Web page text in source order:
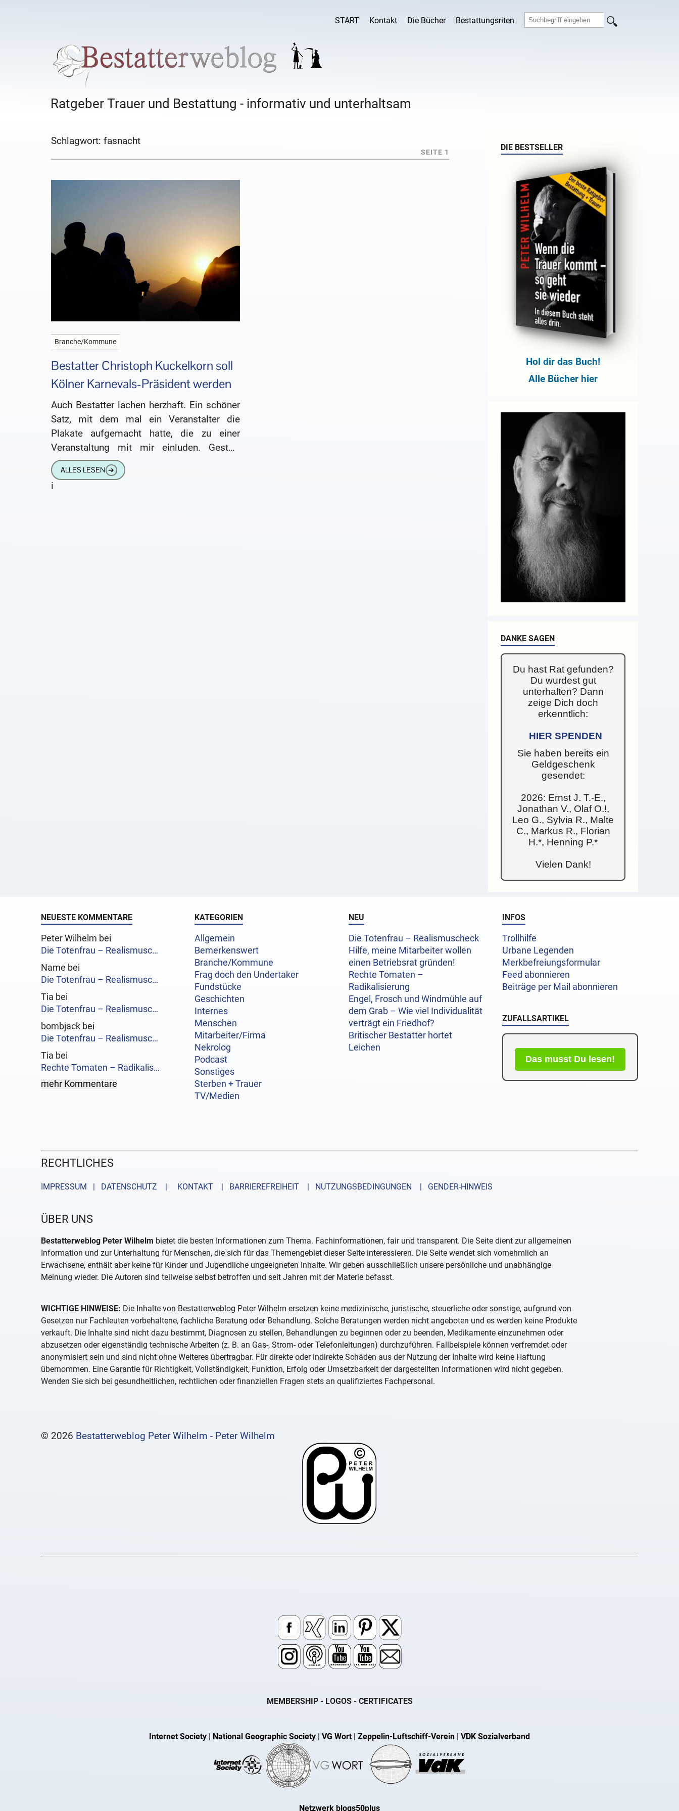
START Kontakt Die Bücher Bestattungsriten
Ratgeber Trauer und Bestattung - informativ und unterhaltsam
Schlagwort: fasnacht
SEITE 1
Branche/Kommune
Bestatter Christoph Kuckelkorn soll
Kölner Karnevals-Präsident werden
Auch Bestatter lachen herzhaft. Ein schöner
Satz, mit dem mal ein Veranstalter die
Plakate aufgemacht hatte, die zu einer
Veranstaltung mit mir einluden. Gestört
hatte mich daran das Wort „auch“.
ALLES LESEN ➔
i
DIE BESTSELLER
Hol dir das Buch!
Alle Bücher hier
DANKE SAGEN
Du hast Rat gefunden?
Du wurdest gut
unterhalten? Dann
zeige Dich doch
erkenntlich:
HIER SPENDEN
Sie haben bereits ein
Geldgeschenk
gesendet:
2026: Ernst J. T.-E.,
Jonathan V., Olaf O.!,
Leo G., Sylvia R., Malte
C., Markus R., Florian
H.*, Henning P.*
Vielen Dank!
NEUESTE KOMMENTARE
Peter Wilhelm bei
Die Totenfrau – Realismusc…
Name bei
Die Totenfrau – Realismusc…
Tia bei
Die Totenfrau – Realismusc…
bombjack bei
Die Totenfrau – Realismusc…
Tia bei
Rechte Tomaten – Radikalis…
mehr Kommentare
KATEGORIEN
Allgemein
Bemerkenswert
Branche/Kommune
Frag doch den Undertaker
Fundstücke
Geschichten
Internes
Menschen
Mitarbeiter/Firma
Nekrolog
Podcast
Sonstiges
Sterben + Trauer
TV/Medien
NEU
Die Totenfrau – Realismuscheck
Hilfe, meine Mitarbeiter wollen
einen Betriebsrat gründen!
Rechte Tomaten –
Radikalisierung
Engel, Frosch und Windmühle auf
dem Grab – Wie viel Individualität
verträgt ein Friedhof?
Britischer Bestatter hortet
Leichen
INFOS
Trollhilfe
Urbane Legenden
Merkbefreiungsformular
Feed abonnieren
Beiträge per Mail abonnieren
ZUFALLSARTIKEL
Das musst Du lesen!
RECHTLICHES
IMPRESSUM | DATENSCHUTZ | KONTAKT | BARRIEREFREIHEIT | NUTZUNGSBEDINGUNGEN | GENDER-HINWEIS
ÜBER UNS
Bestatterweblog Peter Wilhelm bietet die besten Informationen zum Thema. Fachinformationen, fair und transparent. Die Seite dient zur allgemeinen
Information und zur Unterhaltung für Menschen, die sich für das Themengebiet dieser Seite interessieren. Die Seite wendet sich vornehmlich an
Erwachsene, enthält aber keine für Kinder und Jugendliche ungeeigneten Inhalte. Wir geben ausschließlich unsere persönliche und unabhängige
Meinung wieder. Die Autoren sind teilweise selbst betroffen und seit Jahren mit der Materie befasst.
WICHTIGE HINWEISE: Die Inhalte von Bestatterweblog Peter Wilhelm ersetzen keine medizinische, juristische, steuerliche oder sonstige, aufgrund von
Gesetzen nur Fachleuten vorbehaltene, fachliche Beratung oder Behandlung. Solche Beratungen werden nicht angeboten und es werden keine Produkte
verkauft. Die Inhalte sind nicht dazu bestimmt, Diagnosen zu stellen, Behandlungen zu beginnen oder zu beenden, Medikamente einzunehmen oder
abzusetzen oder eigenständig technische Arbeiten (z. B. an Gas-, Strom- oder Telefonleitungen) durchzuführen. Fallbeispiele können verfremdet oder
anonymisiert sein und sind nicht ohne Weiteres übertragbar. Für direkte oder indirekte Schäden aus der Nutzung der Inhalte wird keine Haftung
übernommen. Eine Garantie für Richtigkeit, Vollständigkeit, Funktion, Erfolg oder Umsetzbarkeit der dargestellten Informationen wird nicht gegeben.
Wenden Sie sich bei gesundheitlichen, rechtlichen oder finanziellen Fragen stets an qualifiziertes Fachpersonal.
© 2026 Bestatterweblog Peter Wilhelm - Peter Wilhelm
MEMBERSHIP - LOGOS - CERTIFICATES
Internet Society | National Geographic Society | VG Wort| Zeppelin-Luftschiff-Verein | VDK Sozialverband
Netzwerk blogs50plus